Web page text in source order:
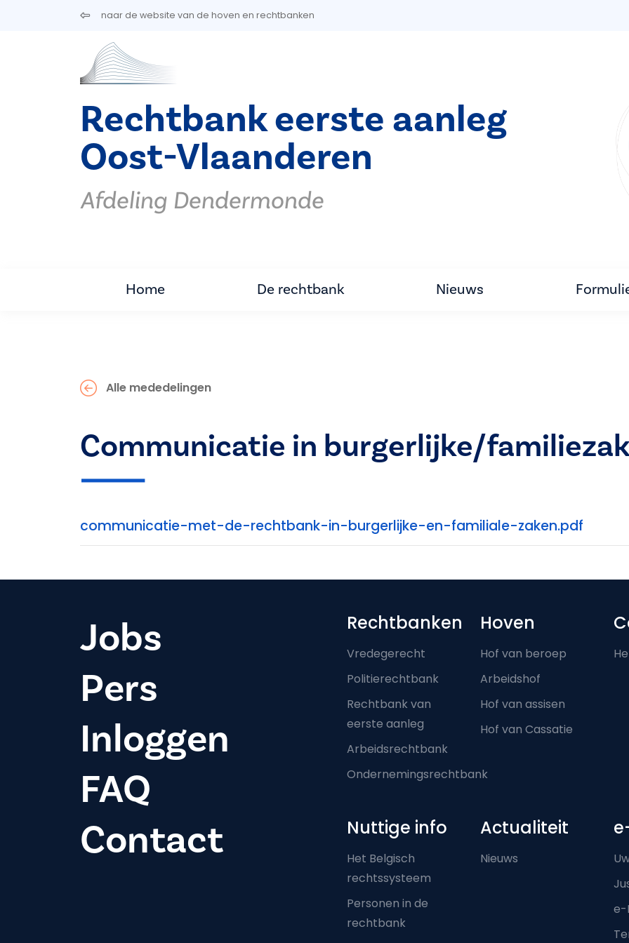
Overslaan en naar de inhoud gaannaar de website van de hoven en rechtbanken
Rechtbank eerste aanleg
Oost-Vlaanderen
Afdeling Dendermonde
Home De rechtbank Nieuws
Alle mededelingen
Communicatie in burgerlijke/
communicatie-met-de-rechtbank-in-burgerlijke-en-familiale-zaken.pdf
Jobs
Pers
Inloggen
FAQ
Contact
Footer-menu
Rechtbanken
Vredegerecht
Politierechtbank
Rechtbank van
eerste aanleg
Arbeidsrechtbank
Ondernemingsrechtbank
Hoven
Hof van beroep
Arbeidshof
Hof van assisen
Hof van Cassatie
Nuttige info
Het Belgisch
rechtssysteem
Personen in de
rechtbank
Actualiteit
Nieuws
e-